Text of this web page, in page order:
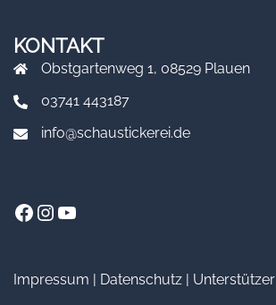
KONTAKT
Obstgartenweg 1, 08529 Plauen
03741 443187
info@schaustickerei.de
Facebook
Instagram
YouTube
Impressum | Datenschutz | Unterstützer